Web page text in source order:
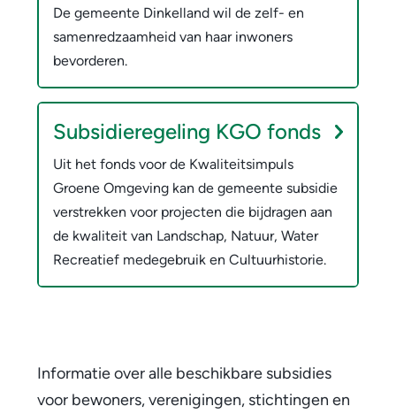
De gemeente Dinkelland wil de zelf- en
samenredzaamheid van haar inwoners
bevorderen.
Subsidieregeling KGO fonds
Uit het fonds voor de Kwaliteitsimpuls
Groene Omgeving kan de gemeente subsidie
verstrekken voor projecten die bijdragen aan
de kwaliteit van Landschap, Natuur, Water
Recreatief medegebruik en Cultuurhistorie.
Informatie over alle beschikbare subsidies
voor bewoners, verenigingen, stichtingen en